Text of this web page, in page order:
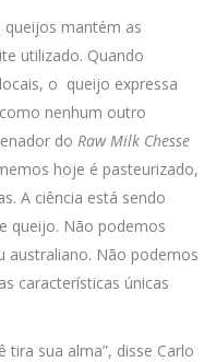
queijos mantém as
utilizado. Quando
o queijo expressa
nenhum outro
do Raw Milk Chesse
hoje é pasteurizado,
A ciência está sendo
queijo. Não podemos
australiano. Não podemos
características únicas
tira sua alma”, disse Carlo